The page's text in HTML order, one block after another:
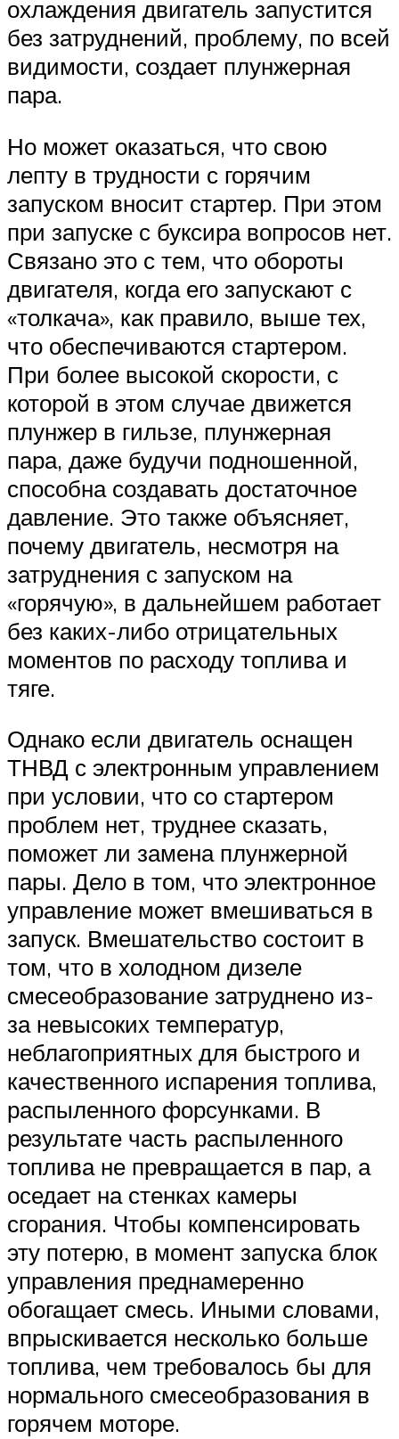
охлаждения двигатель запустится
без затруднений, проблему, по всей
видимости, создает плунжерная
пара.
Но может оказаться, что свою
лепту в трудности с горячим
запуском вносит стартер. При этом
при запуске с буксира вопросов нет.
Связано это с тем, что обороты
двигателя, когда его запускают с
«толкача», как правило, выше тех,
что обеспечиваются стартером.
При более высокой скорости, с
которой в этом случае движется
плунжер в гильзе, плунжерная
пара, даже будучи подношенной,
способна создавать достаточное
давление. Это также объясняет,
почему двигатель, несмотря на
затруднения с запуском на
«горячую», в дальнейшем работает
без каких-либо отрицательных
моментов по расходу топлива и
тяге.
Однако если двигатель оснащен
ТНВД с электронным управлением
при условии, что со стартером
проблем нет, труднее сказать,
поможет ли замена плунжерной
пары. Дело в том, что электронное
управление может вмешиваться в
запуск. Вмешательство состоит в
том, что в холодном дизеле
смесеобразование затруднено из-
за невысоких температур,
неблагоприятных для быстрого и
качественного испарения топлива,
распыленного форсунками. В
результате часть распыленного
топлива не превращается в пар, а
оседает на стенках камеры
сгорания. Чтобы компенсировать
эту потерю, в момент запуска блок
управления преднамеренно
обогащает смесь. Иными словами,
впрыскивается несколько больше
топлива, чем требовалось бы для
нормального смесеобразования в
горячем моторе.